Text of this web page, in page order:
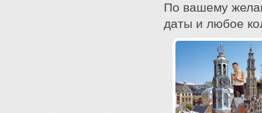
По вашему
даты и любое